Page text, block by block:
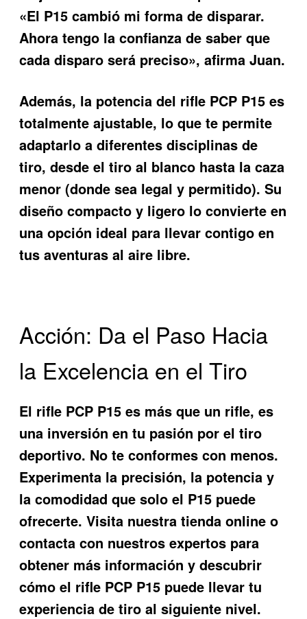
«El P15 cambió mi forma de disparar.
Ahora tengo la confianza de saber que
cada disparo será preciso», afirma Juan.
Además, la potencia del rifle PCP P15 es
totalmente ajustable, lo que te permite
adaptarlo a diferentes disciplinas de
tiro, desde el tiro al blanco hasta la caza
menor (donde sea legal y permitido). Su
diseño compacto y ligero lo convierte en
una opción ideal para llevar contigo en
tus aventuras al aire libre.
Acción: Da el Paso Hacia
la Excelencia en el Tiro
El rifle PCP P15 es más que un rifle, es
una inversión en tu pasión por el tiro
deportivo. No te conformes con menos.
Experimenta la precisión, la potencia y
la comodidad que solo el P15 puede
ofrecerte. Visita nuestra tienda online o
contacta con nuestros expertos para
obtener más información y descubrir
cómo el rifle PCP P15 puede llevar tu
experiencia de tiro al siguiente nivel.